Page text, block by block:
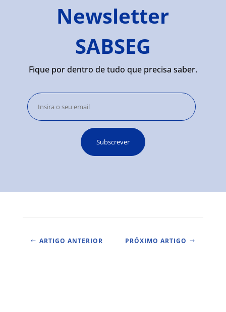
Newsletter
SABSEG
Fique por dentro de tudo que precisa saber.
# ARTIGO ANTERIOR PRÓXIMO ARTIGO $